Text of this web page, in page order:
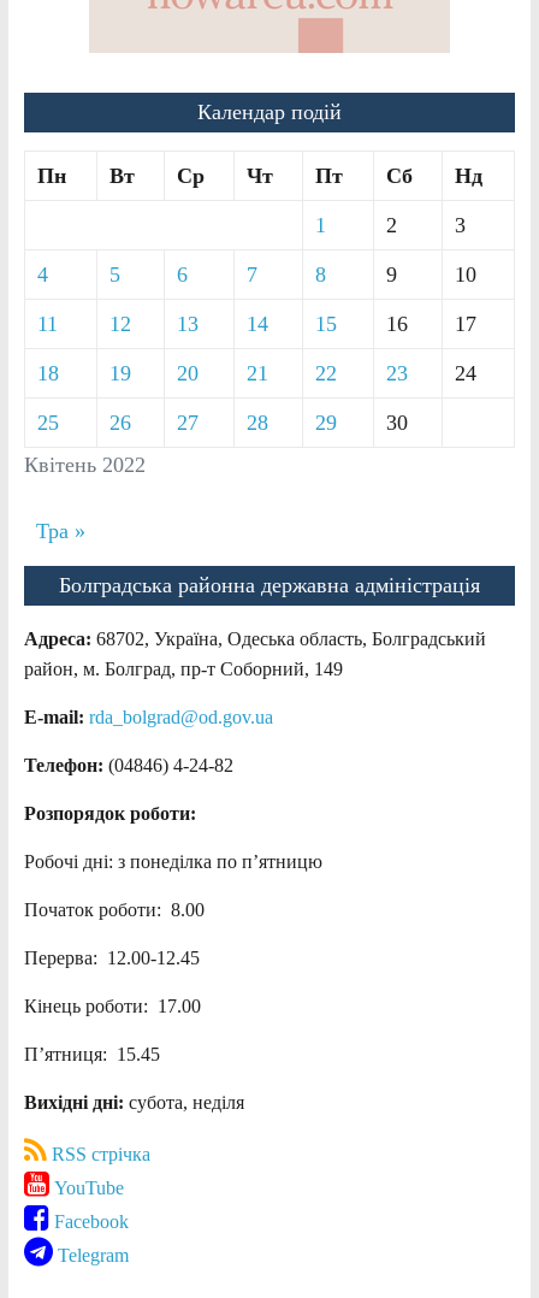
Календар подій
Квітень 2022
Пн Вт Ср Чт Пт Сб Нд
1 2 3
4 5 6 7 8 9 10
11 12 13 14 15 16 17
18 19 20 21 22 23 24
25 26 27 28 29 30
Тра »
Болградська районна державна адміністрація
Адреса: 68702, Україна, Одеська область, Болградський
район, м. Болград, пр-т Соборний, 149
E-mail: rda_bolgrad@od.gov.ua
Телефон: (04846) 4-24-82
Розпорядок роботи:
Робочі дні: з понеділка по п’ятницю
Початок роботи: 8.00
Перерва: 12.00-12.45
Кінець роботи: 17.00
П’ятниця: 15.45
Вихідні дні: субота, неділя
RSS стрічка
YouTube
Facebook
Telegram